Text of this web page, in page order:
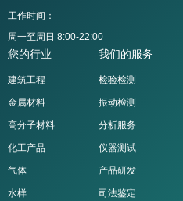
工作时间：
周一至周日 8:00-22:00
您的行业
建筑工程
金属材料
高分子材料
化工产品
气体
水样
我们的服务
检验检测
振动检测
分析服务
仪器测试
产品研发
司法鉴定